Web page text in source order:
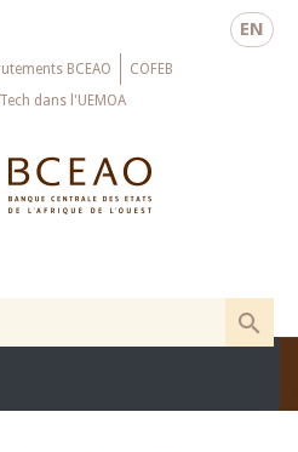
EN
BCEAO
COFEB
dans l'UEMOA